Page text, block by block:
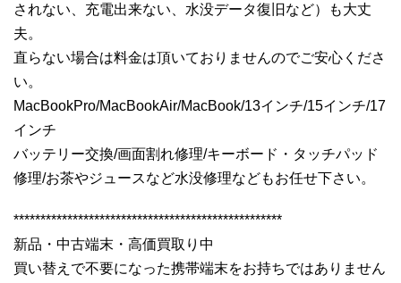
されない、充電出来ない、水没データ復旧など）も大丈
夫。
直らない場合は料金は頂いておりませんのでご安心くださ
い。
MacBookPro/MacBookAir/MacBook/13インチ/15インチ/17
インチ
バッテリー交換/画面割れ修理/キーボード・タッチパッド
修理/お茶やジュースなど水没修理などもお任せ下さい。
**************************************************
新品・中古端末・高価買取り中
買い替えで不要になった携帯端末をお持ちではありません